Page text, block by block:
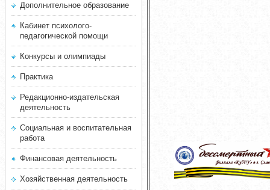
Дополнительное образование
Кабинет психолого-
педагогической помощи
Конкурсы и олимпиады
Практика
Редакционно-издательская
деятельность
Социальная и воспитательная
работа
Финансовая деятельность
Хозяйственная деятельность